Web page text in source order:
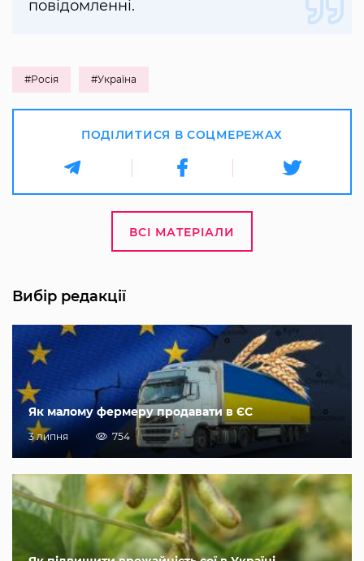
повідомленні.
#Росія #Україна
ПОДІЛИТИСЯ В СОЦМЕРЕЖАХ
ВСІ МАТЕРІАЛИ
Вибір редакції
Як малому фермеру продавати в ЄС
3 липня 754